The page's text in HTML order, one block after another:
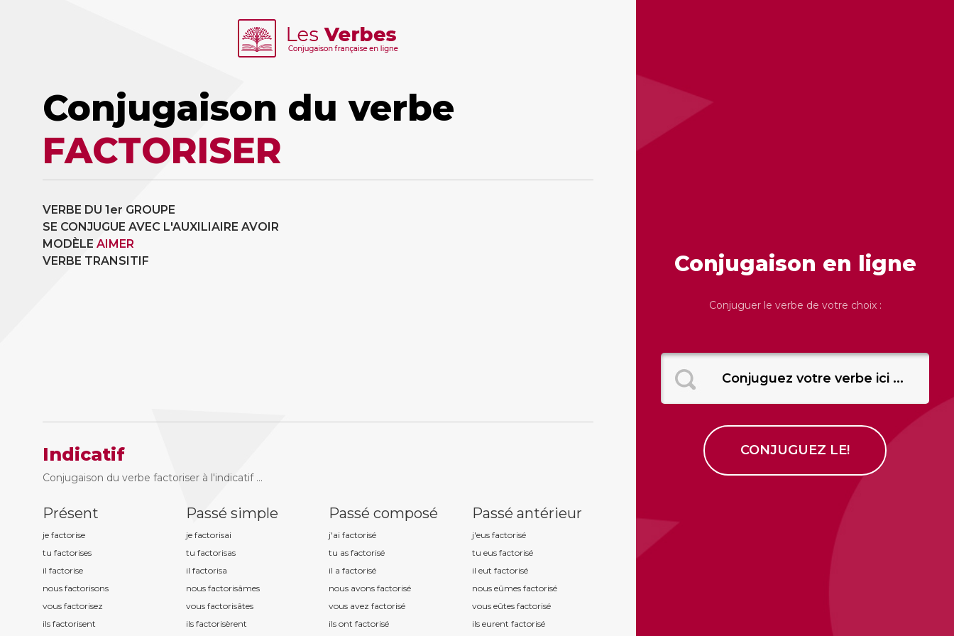
Conjugaison du verbe
FACTORISER
VERBE DU 1er GROUPE
SE CONJUGUE AVEC L'AUXILIAIRE AVOIR
MODÈLE AIMER
VERBE TRANSITIF
Indicatif
Conjugaison du verbe factoriser à l'indicatif ...
Présent
je factorise
tu factorises
il factorise
nous factorisons
vous factorisez
ils factorisent
Passé simple
je factorisai
tu factorisas
il factorisa
nous factorisâmes
vous factorisâtes
ils factorisèrent
Passé composé
j'ai factorisé
tu as factorisé
il a factorisé
nous avons factorisé
vous avez factorisé
ils ont factorisé
Passé antérieur
j'eus factorisé
tu eus factorisé
il eut factorisé
nous eûmes factorisé
vous eûtes factorisé
ils eurent factorisé
Conjugaison en ligne
Conjuguer le verbe de votre choix :